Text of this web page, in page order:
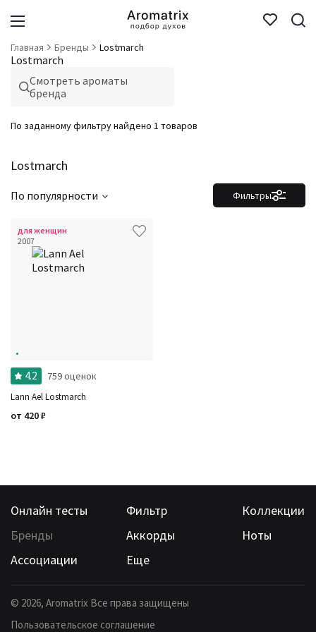
Главная Бренды Lostmarch
Lostmarch
Смотреть ароматы
бренда
Lostmarch
По заданному фильтру найдено 1 товаров
Фильтры
По популярности
для женщин
2007
4.2 759 оценок
Lann Ael Lostmarch
от 420₽
Онлайн тесты Фильтр
Коллекции
Бренды
Аккорды
Ноты
Ассоциации
Еще
© 2026, Aromatrix Все права защищены
Пользовательское соглашение